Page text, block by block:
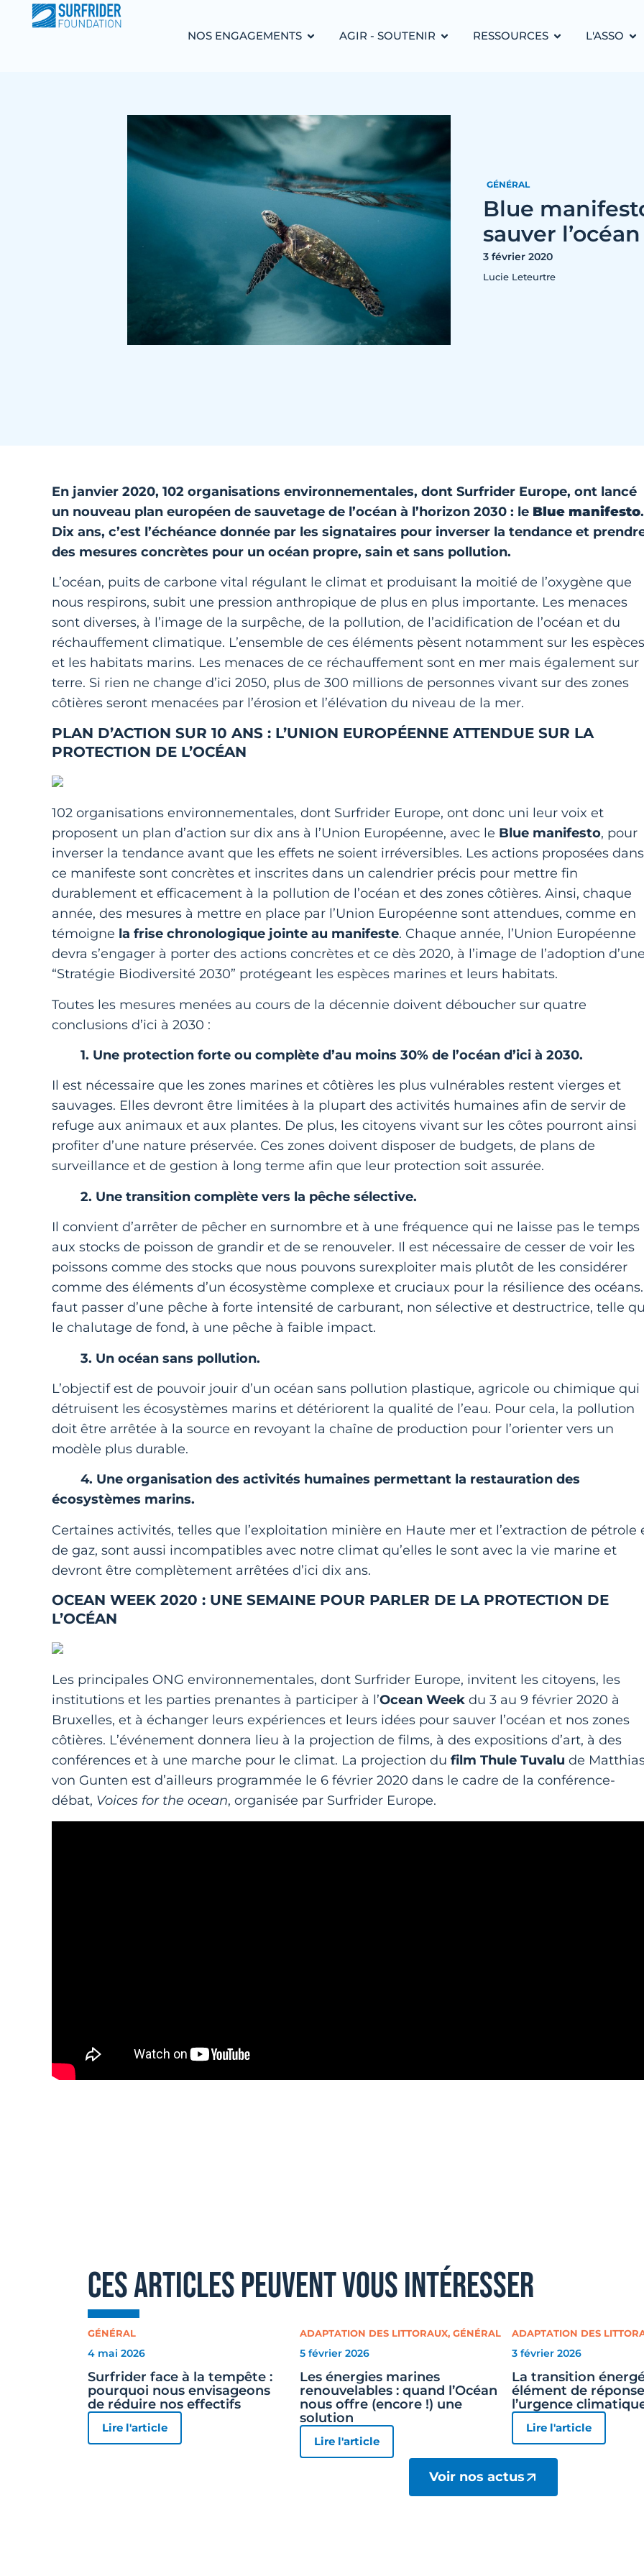
NOS ENGAGEMENTS AGIR - SOUTENIR RESSOURCES L'ASSO
GÉNÉRAL
Blue
sauver l’océan
3 février 2020
Lucie Leteurtre
En janvier 2020, 102 organisations environnementales, dont Surfrider Europe, ont lancé
un nouveau plan européen de sauvetage de l’océan à l’horizon 2030 : le Blue manifesto.
Dix ans, c’est l’échéance donnée par les signataires pour inverser la tendance et
des mesures concrètes pour un océan propre, sain et sans pollution.
L’océan, puits de carbone vital régulant le climat et produisant la moitié de l’oxygène que
nous respirons, subit une pression anthropique de plus en plus importante. Les menaces
sont diverses, à l’image de la surpêche, de la pollution, de l’acidification de l’océan et du
réchauffement climatique. L’ensemble de ces éléments pèsent notamment sur les espèces
et les habitats marins. Les menaces de ce réchauffement sont en mer mais également sur
terre. Si rien ne change d’ici 2050, plus de 300 millions de personnes vivant sur des zones
côtières seront menacées par l’érosion et l’élévation du niveau de la mer.
PLAN D’ACTION SUR 10 ANS : L’UNION EUROPÉENNE ATTENDUE SUR LA
PROTECTION DE L’OCÉAN
102 organisations environnementales, dont Surfrider Europe, ont donc uni leur voix et
proposent un plan d’action sur dix ans à l’Union Européenne, avec le Blue manifesto, pour
inverser la tendance avant que les effets ne soient irréversibles. Les actions proposées dans
ce manifeste sont concrètes et inscrites dans un calendrier précis pour mettre fin
durablement et efficacement à la pollution de l’océan et des zones côtières. Ainsi, chaque
année, des mesures à mettre en place par l’Union Européenne sont attendues, comme en
témoigne la frise chronologique jointe au manifeste. Chaque année, l’Union Européenne
devra s’engager à porter des actions concrètes et ce dès 2020, à l’image de l’adoption d’une
“Stratégie Biodiversité 2030” protégeant les espèces marines et leurs habitats.
Toutes les mesures menées au cours de la décennie doivent déboucher sur quatre
conclusions d’ici à 2030 :
1. Une protection forte ou complète d’au moins 30% de l’océan d’ici à 2030.
Il est nécessaire que les zones marines et côtières les plus vulnérables restent vierges et
sauvages. Elles devront être limitées à la plupart des activités humaines afin de servir de
refuge aux animaux et aux plantes. De plus, les citoyens vivant sur les côtes pourront ainsi
profiter d’une nature préservée. Ces zones doivent disposer de budgets, de plans de
surveillance et de gestion à long terme afin que leur protection soit assurée.
2. Une transition complète vers la pêche sélective.
Il convient d’arrêter de pêcher en surnombre et à une fréquence qui ne laisse pas le temps
aux stocks de poisson de grandir et de se renouveler. Il est nécessaire de cesser de voir les
poissons comme des stocks que nous pouvons surexploiter mais plutôt de les considérer
comme des éléments d’un écosystème complexe et cruciaux pour la résilience des
faut passer d’une pêche à forte intensité de carburant, non sélective et destructrice, telle
le chalutage de fond, à une pêche à faible impact.
3. Un océan sans pollution.
L’objectif est de pouvoir jouir d’un océan sans pollution plastique, agricole ou chimique qui
détruisent les écosystèmes marins et détériorent la qualité de l’eau. Pour cela, la pollution
doit être arrêtée à la source en revoyant la chaîne de production pour l’orienter vers un
modèle plus durable.
4. Une organisation des activités humaines permettant la restauration des
écosystèmes marins.
Certaines activités, telles que l’exploitation minière en Haute mer et l’extraction de pétrole
de gaz, sont aussi incompatibles avec notre climat qu’elles le sont avec la vie marine et
devront être complètement arrêtées d’ici dix ans.
OCEAN WEEK 2020 : UNE SEMAINE POUR PARLER DE LA PROTECTION DE
L’OCÉAN
Les principales ONG environnementales, dont Surfrider Europe, invitent les citoyens, les
institutions et les parties prenantes à participer à l’Ocean Week du 3 au 9 février 2020 à
Bruxelles, et à échanger leurs expériences et leurs idées pour sauver l’océan et nos zones
côtières. L’événement donnera lieu à la projection de films, à des expositions d’art, à des
conférences et à une marche pour le climat. La projection du film Thule Tuvalu de
von Gunten est d’ailleurs programmée le 6 février 2020 dans le cadre de la conférence-
débat, Voices for the ocean, organisée par Surfrider Europe.
ces articles peuvent vous intéresser
GÉNÉRAL
4 mai 2026
Surfrider face à la tempête :
pourquoi nous envisageons
de réduire nos effectifs
Lire l'article
ADAPTATION DES LITTORAUX, GÉNÉRAL
5 février 2026
Les énergies marines
renouvelables : quand l’Océan
nous offre (encore !) une
solution
Lire l'article
ADAPTATION DES
3 février 2026
La transition
élément de
l’urgence
Lire l'article
Voir nos actus